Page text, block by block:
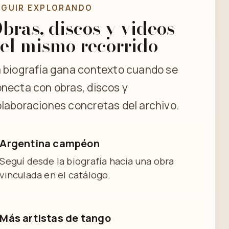
EXPLORANDO
discos y videos
mismo recorrido
biografía gana contexto cuando se
con obras, discos y
concretas del archivo.
Argentina campéon
Seguí desde la biografía hacia una obra
vinculada en el catálogo.
Más artistas de tango